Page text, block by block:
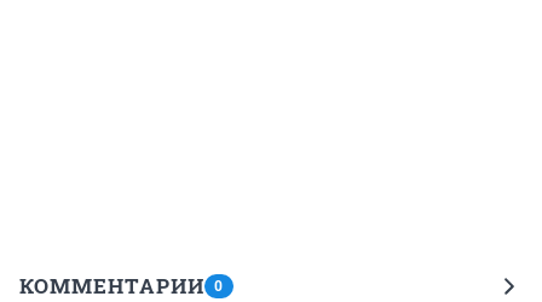
КОММЕНТАРИИ 0